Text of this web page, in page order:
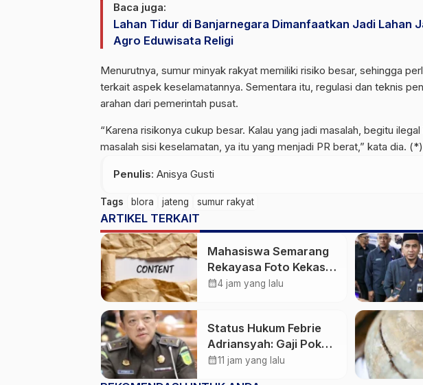
Baca juga:
Lahan Tidur di Banjarnegara Dimanfaatkan Jadi Lahan
Agro Eduwisata Religi
Menurutnya, sumur minyak rakyat memiliki risiko besar, sehingga
terkait aspek keselamatannya. Sementara itu, regulasi dan teknis
arahan dari pemerintah pusat.
“Karena risikonya cukup besar. Kalau yang jadi masalah, begitu
masalah sisi keselamatan, ya itu yang menjadi PR berat,” kata dia. (*)
Penulis: Anisya Gusti
Tags blora jateng sumur rakyat
ARTIKEL TERKAIT
Mahasiswa Semarang
Rekayasa Foto Kekasih
Jadi Konten Cabul
calendar_month4 jam yang lalu
Status Hukum Febrie
Adriansyah: Gaji Pokok
50 Persen Tetap
calendar_month11 jam yang lalu